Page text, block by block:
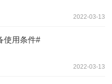
2022-03-13
使用条件#
2022-03-13